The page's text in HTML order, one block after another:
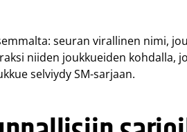
seuran virallinen nimi,
niiden joukkueiden kohdalla,
selviydy SM-sarjaan.